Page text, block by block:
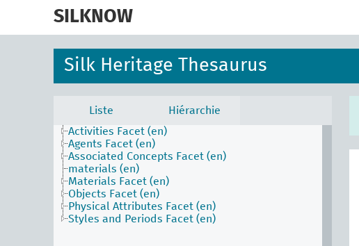
SILKNOW
Silk Heritage Thesaurus
Liste
Hiérarchie
Activities Facet (en)
Agents Facet (en)
Associated Concepts Facet (en)
materials (en)
Materials Facet (en)
Objects Facet (en)
Physical Attributes Facet (en)
Styles and Periods Facet (en)